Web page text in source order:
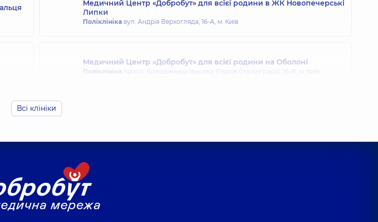
Медичний Центр «Добробут» для всієї родини в ЖК Новопечерські
Липки
Поліклініка вул. Андрія Верхогляда, 16-А, м. Київ
Медичний Центр «Добробут» для всієї родини на Оболоні
Поліклініка просп. Володимира Івасюка (Героїв Сталінграда), 16-В, м. Київ
Всі клініки